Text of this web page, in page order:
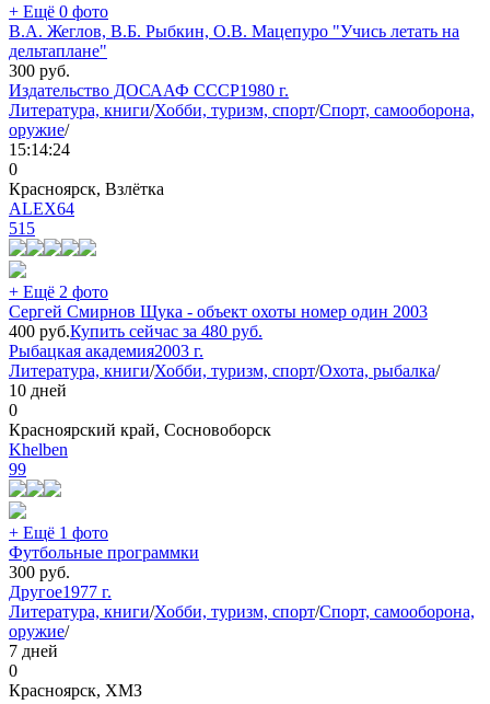
+ Ещё 0 фото
В.А. Жеглов, В.Б. Рыбкин, О.В. Мацепуро "Учись летать на
дельтаплане"
300 руб.
Издательство ДОСААФ СССР1980 г.
Литература, книги/Хобби, туризм, спорт/Спорт, самооборона,
оружие/
15:14:24
0
Красноярск, Взлётка
ALEX64
515
+ Ещё 2 фото
Сергей Смирнов Щука - объект охоты номер один 2003
400 руб.Купить сейчас за 480 руб.
Рыбацкая академия2003 г.
Литература, книги/Хобби, туризм, спорт/Охота, рыбалка/
10 дней
0
Красноярский край, Сосновоборск
Khelben
99
+ Ещё 1 фото
Футбольные программки
300 руб.
Другое1977 г.
Литература, книги/Хобби, туризм, спорт/Спорт, самооборона,
оружие/
7 дней
0
Красноярск, ХМЗ